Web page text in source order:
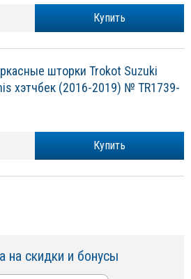
Купить
шторки Trokot Suzuki
хэтчбек (2016-2019) № TR1739-
Купить
на скидки и бонусы